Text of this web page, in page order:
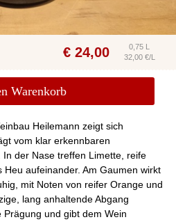
€ 24,00
0,75 L
32,00 €/L
Warenkorb
Heilemann zeigt sich
vom klar erkennbaren
der Nase treffen Limette, reife
aufeinander. Am Gaumen wirkt
mit Noten von reifer Orange und
lang anhaltende Abgang
und gibt dem Wein